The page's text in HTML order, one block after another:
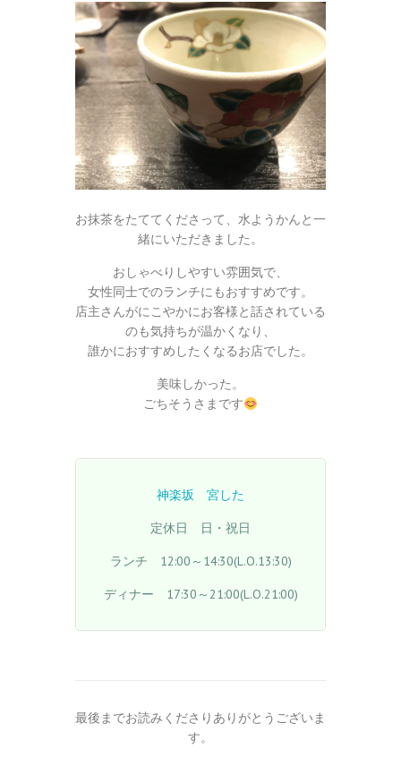
お抹茶をたててくださって、水ようかんと一
緒にいただきました。
おしゃべりしやすい雰囲気で、
女性同士でのランチにもおすすめです。
店主さんがにこやかにお客様と話されている
のも気持ちが温かくなり、
誰かにおすすめしたくなるお店でした。
美味しかった。
ごちそうさまです
神楽坂 宮した
定休日 日・祝日
ランチ 12:00～14:30(L.O.13:30)
ディナー 17:30～21:00(L.O.21:00)
最後までお読みくださりありがとうございま
す。